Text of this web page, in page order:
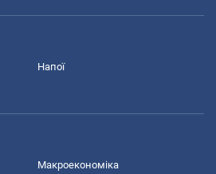
Напої
Макроекономіка